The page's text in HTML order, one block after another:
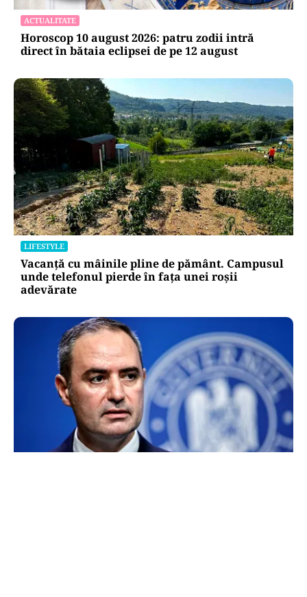
ACTUALITATE
Horoscop 10 august 2026: patru zodii intră
direct în bătaia eclipsei de pe 12 august
LIFESTYLE
Vacanță cu mâinile pline de pământ. Campusul
unde telefonul pierde în fața unei roșii
adevărate